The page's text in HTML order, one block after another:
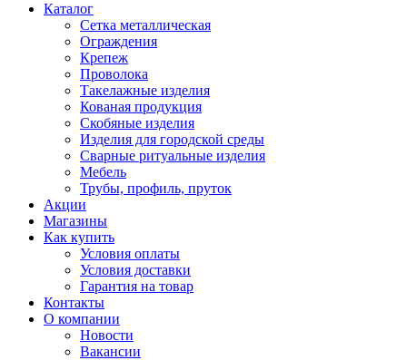
Каталог
Сетка металлическая
Ограждения
Крепеж
Проволока
Такелажные изделия
Кованая продукция
Скобяные изделия
Изделия для городской среды
Сварные ритуальные изделия
Мебель
Трубы, профиль, пруток
Акции
Магазины
Как купить
Условия оплаты
Условия доставки
Гарантия на товар
Контакты
О компании
Новости
Вакансии